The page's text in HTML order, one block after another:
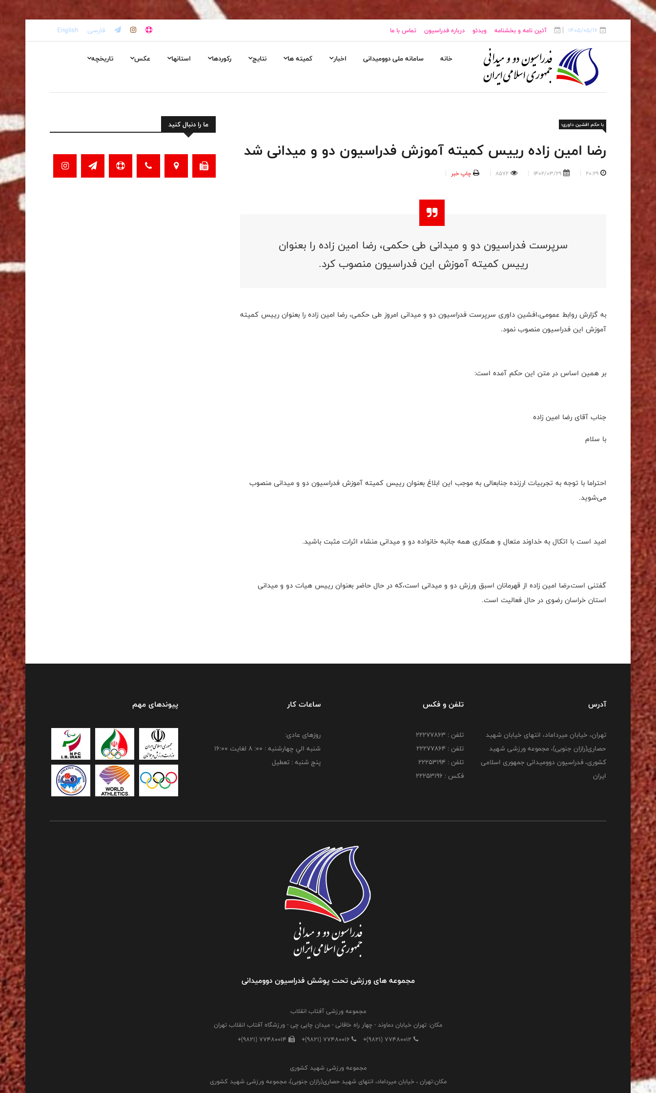
1405/05/16 آئین نامه و بخشنامه ویدئو درباره فدراسیون تماس با ما فارسی English
خانه سامانه ملی دوومیدانی اخبار کمیته ها نتایج رکوردها استانها عکس تاریخچه
با حکم افشین داوری؛
رضا امین زاده رییس کمیته آموزش فدراسیون دو و میدانی شد
20:29
1402/03/29
8572 چاپ خبر
سرپرست فدراسیون دو و میدانی طی حکمی، رضا امین زاده را بعنوان
رییس کمیته آموزش این فدراسیون منصوب کرد.
به گزارش روابط عمومی،افشین داوری سرپرست فدراسیون دو و میدانی امروز طی حکمی، رضا امین زاده را بعنوان رییس کمیته
آموزش این فدراسیون منصوب نمود.
بر همین اساس در متن این حکم آمده است:
جناب آقای رضا امین زاده
با سلام
احتراما با توجه به تجربیات ارزنده جنابعالی به موجب این ابلاغ بعنوان رییس کمیته آموزش فدراسیون دو و میدانی منصوب
می‌شوید.
امید است با اتکال به خداوند متعال و همکاری همه جانبه خانواده دو و میدانی منشاء اثرات مثبت باشید.
گفتنی است،رضا امین زاده از قهرمانان اسبق ورزش دو و میدانی است،که در حال حاضر بعنوان رییس هیات دو و میدانی
استان خراسان رضوی در حال فعالیت است.
ما را دنبال کنید
آدرس
تهران، خیابان میرداماد، انتهای خیابان شهید
حصاری(رازان جنوبی)، مجموعه ورزشی شهید
کشوری، فدراسیون دوومیدانی جمهوری اسلامی
ایران
تلفن و فکس
تلفن : 22277863
تلفن : 22277864
تلفن : 22253194
فکس : 22253196
ساعات کار
روزهای عادی:
شنبه الي چهارشنبه : 00: 8 لغايت 16:00
پنج شنبه : تعطیل
پیوندهای مهم
مجموعه های ورزشی تحت پوشش فدراسیون دوومیدانی
مجموعه ورزشی آفتاب انقلاب
مکان: تهران خیابان دماوند - چهار راه خاقانی - میدان چایی چی - ورزشگاه آفتاب انقلاب تهران
+(9821) 77480012
+(9821) 77480016
+(9821) 77480014
مجموعه ورزشی شهید کشوری
مکان:تهران ، خیابان میرداماد، انتهای شهید حصاری(رازان جنوبی)، مجموعه ورزشی شهید کشوری